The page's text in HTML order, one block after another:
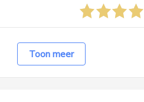
Toon meer